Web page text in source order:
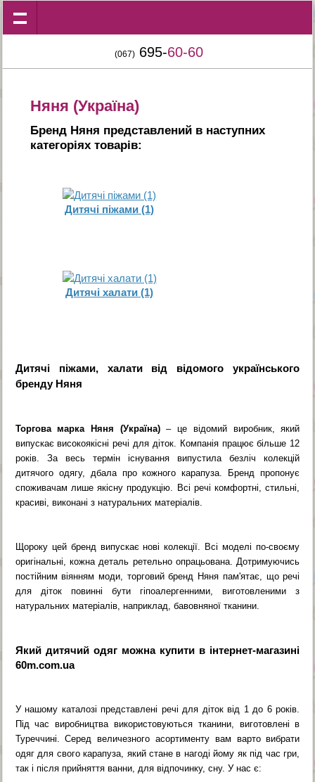
(067) 695-60-60
Няня (Україна)
Бренд Няня представлений в наступних
категорiях товарiв:
Дитячі піжами (1)
Дитячі халати (1)
Дитячі піжами, халати від відомого українського
бренду Няня
Торгова марка Няня (Україна)– це відомий виробник, який
випускає високоякісні речі для діток. Компанія працює більше 12
років. За весь термін існування випустила безліч колекцій
дитячого одягу, дбала про кожного карапуза. Бренд пропонує
споживачам лише якісну продукцію. Всі речі комфортні, стильні,
красиві, виконані з натуральних матеріалів.
Щороку цей бренд випускає нові колекції. Всі моделі по-своєму
оригінальні, кожна деталь ретельно опрацьована. Дотримуючись
постійним віянням моди, торговий бренд Няня пам'ятає, що речі
для діток повинні бути гіпоалергенними, виготовленими з
натуральних матеріалів, наприклад, бавовняної тканини.
Який дитячий одяг можна купити в інтернет-магазині
60m.com.ua
У нашому каталозі представлені речі для діток від 1 до 6 років.
Під час виробництва використовуються тканини, виготовлені в
Туреччині. Серед величезного асортименту вам варто вибрати
одяг для свого карапуза, який стане в нагоді йому як під час гри,
так і після прийняття ванни, для відпочинку, сну. У нас є: